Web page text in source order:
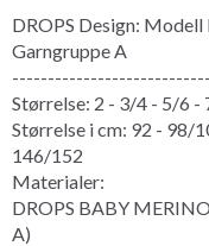
DROPS Design:
Garngruppe A
Størrelse: 2 - 3/4 - 5/6
Størrelse i cm: 92 - 98/
146/152
Materialer:
DROPS BABY
A)